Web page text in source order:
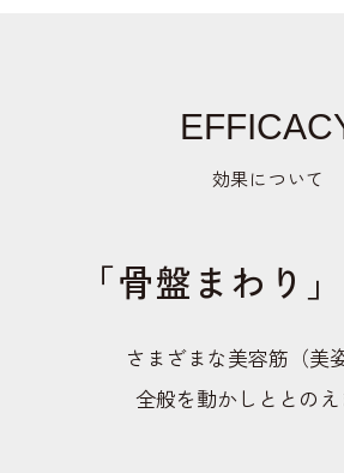
効果について
「骨盤まわり
さまざまな美容筋（美
全般を動かしととのえ